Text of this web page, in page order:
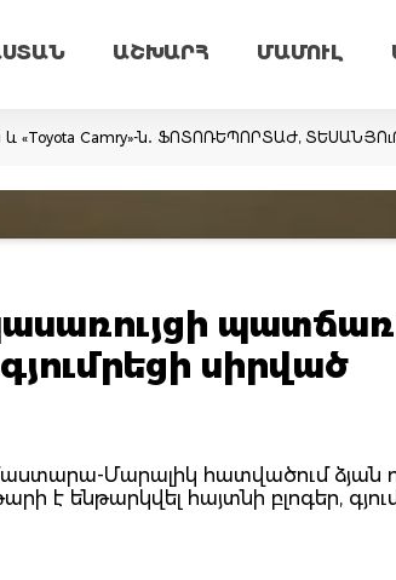
ԱՇԽԱՐՀ ՄԱՄՈՒԼ
և «Toyota Camry»-ն․ ՖՈՏՈՌԵՊՈՐՏԱԺ,
սիրված
Մարալիկ հատվածում ձյան
է ենթարկվել հայտնի բլոգեր,